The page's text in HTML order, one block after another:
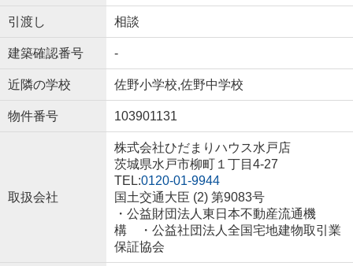
引渡し 相談
建築確認番号 -
近隣の学校 佐野小学校,佐野中学校
物件番号 103901131
取扱会社
株式会社ひだまりハウス水戸店
茨城県水戸市柳町１丁目4-27
TEL:0120-01-9944
国土交通大臣 (2) 第9083号
・公益財団法人東日本不動産流通機
構 ・公益社団法人全国宅地建物取引業
保証協会